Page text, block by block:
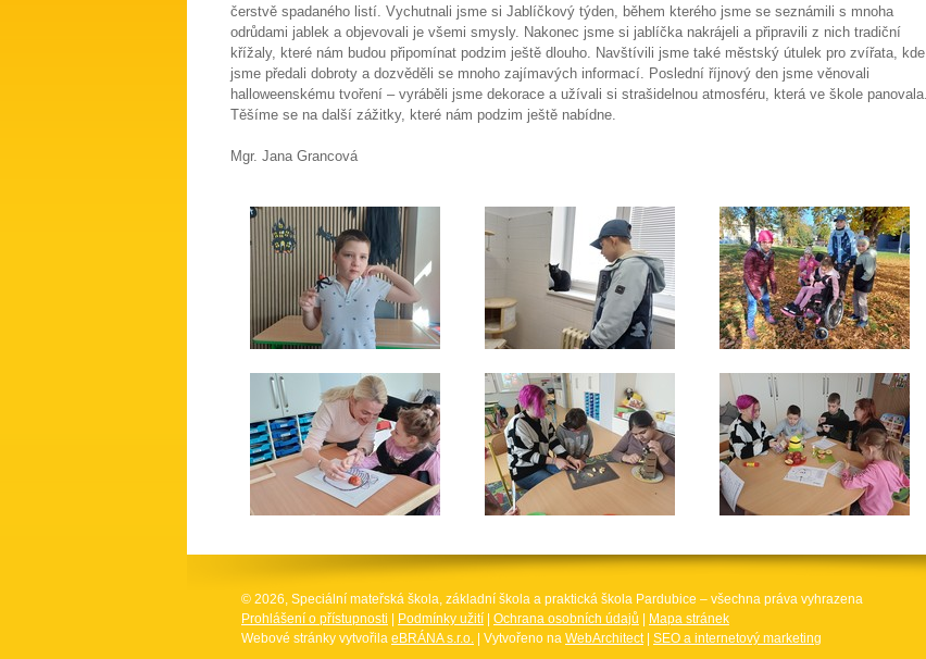
čerstvě spadaného listí. Vychutnali jsme si Jablíčkový týden, během kterého jsme se seznámili s mnoha
odrůdami jablek a objevovali je všemi smysly. Nakonec jsme si jablíčka nakrájeli a připravili z nich tradiční
křížaly, které nám budou připomínat podzim ještě dlouho. Navštívili jsme také městský útulek pro zvířata, kde
jsme předali dobroty a dozvěděli se mnoho zajímavých informací. Poslední říjnový den jsme věnovali
halloweenskému tvoření – vyráběli jsme dekorace a užívali si strašidelnou atmosféru, která ve škole panovala.
Těšíme se na další zážitky, které nám podzim ještě nabídne.
Mgr. Jana Grancová
© 2026, Speciální mateřská škola, základní škola a praktická škola Pardubice – všechna práva vyhrazena
Prohlášení o přístupnosti
Podmínky užití Ochrana osobních údajů
Mapa stránek
Webové stránky vytvořila eBRÁNA s.r.o. | Vytvořeno na WebArchitect| SEO a internetový marketing